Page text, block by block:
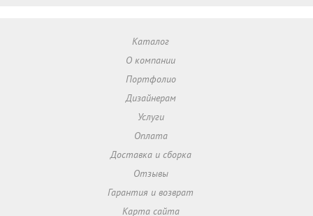
Каталог
О компании
Портфолио
Дизайнерам
Услуги
Оплата
Доставка и сборка
Отзывы
Гарантия и возврат
Карта сайта